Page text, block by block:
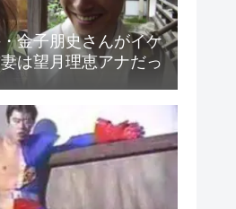
金子朋史さんがイケ
は望月理恵アナだっ